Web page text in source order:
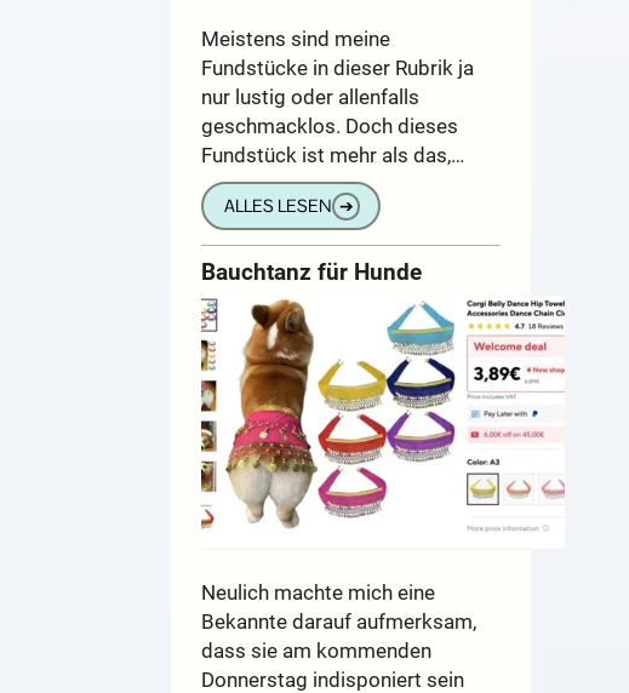
Meistens sind meine
Fundstücke in dieser Rubrik ja
nur lustig oder allenfalls
geschmacklos. Doch dieses
Fundstück ist mehr als das,…
ALLES LESEN ➔
Bauchtanz für Hunde
Neulich machte mich eine
Bekannte darauf aufmerksam,
dass sie am kommenden
Donnerstag indisponiert sein